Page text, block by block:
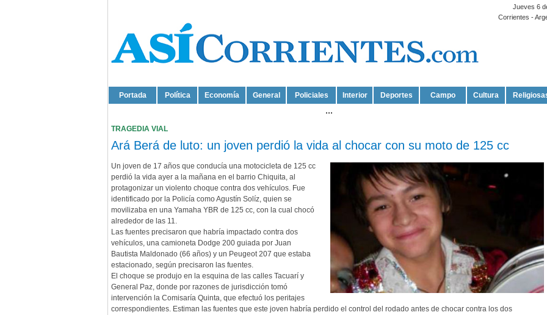
Jueves 6
Corrientes -
Portada Política Economía General Policiales Interior Deportes Campo Cultura
...
TRAGEDIA VIAL
Ará Berá de luto: un joven perdió la vida al chocar con su moto de 125 cc
Un joven de 17 años que conducía una motocicleta de 125 cc
perdió la vida ayer a la mañana en el barrio Chiquita, al
protagonizar un violento choque contra dos vehículos. Fue
identificado por la Policía como Agustín Solíz, quien se
movilizaba en una Yamaha YBR de 125 cc, con la cual chocó
alrededor de las 11.
Las fuentes precisaron que habría impactado contra dos
vehículos, una camioneta Dodge 200 guiada por Juan
Bautista Maldonado (66 años) y un Peugeot 207 que estaba
estacionado, según precisaron las fuentes.
El choque se produjo en la esquina de las calles Tacuarí y
General Paz, donde por razones de jurisdicción tomó
intervención la Comisaría Quinta, que efectuó los peritajes
correspondientes. Estiman las fuentes que este joven habría perdido el control del rodado antes de chocar contra los dos